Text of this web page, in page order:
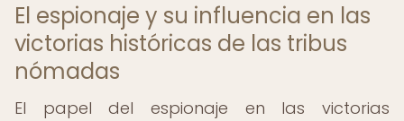
El espionaje y su influencia en las
victorias históricas de las tribus
nómadas
El papel del espionaje en las victorias